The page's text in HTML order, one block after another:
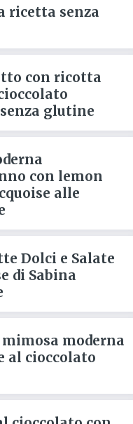
ricetta senza
con ricotta
glutine
con lemon
alle
Dolci e Salate
di Sabina
moderna
al cioccolato